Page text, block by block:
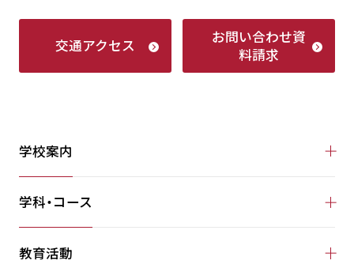
交通アクセス お問い合わせ資
料請求
学校案内
学科・コース
教育活動